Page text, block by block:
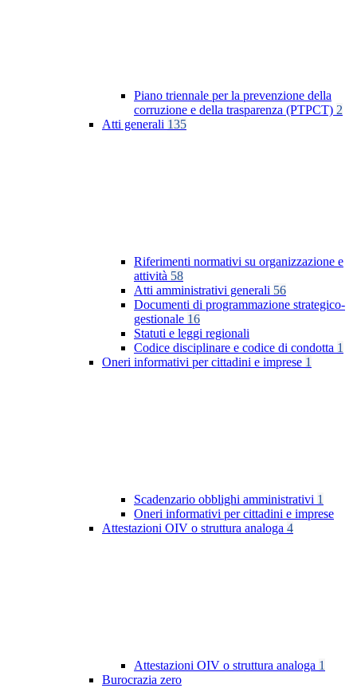
Piano triennale per la prevenzione della
corruzione e della trasparenza (PTPCT) 2
Atti generali 135
Riferimenti normativi su organizzazione e
attività 58
Atti amministrativi generali 56
Documenti di programmazione strategico-
gestionale 16
Statuti e leggi regionali
Codice disciplinare e codice di condotta 1
Oneri informativi per cittadini e imprese 1
Scadenzario obblighi amministrativi 1
Oneri informativi per cittadini e imprese
Attestazioni OIV o struttura analoga 4
Attestazioni OIV o struttura analoga 1
Burocrazia zero